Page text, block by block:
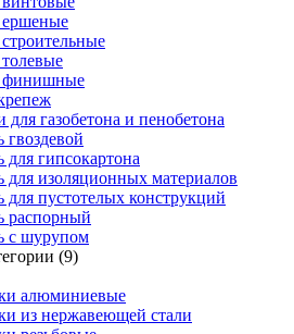
ершеные
финишные
газобетона и пенобетона
гвоздевой
для гипсокартона
для изоляционных материалов
для пустотелых конструкций
распорный
с шурупом
(9)
алюминиевые
из нержавеющей стали